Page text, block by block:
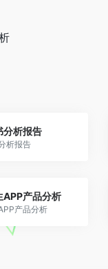
分析报告
析报告
APP产品分析
产品分析